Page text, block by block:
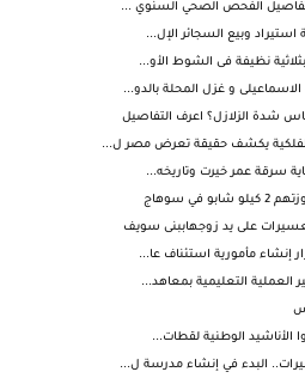
تفاصيل الفحص الصحي السنوي ...
نظيفة فى الشوط الأو...
و غزل المحلة بالدو...
شدة الزلازل؟ اعرف التفاصيل
يكشف حقيقة تعرض مصر ل...
سرقة عمر خيرت وتاريخه...
على يد زوجهاببنى سويف
إنشاء مأمورية استئناف عا...
العملية التعليمية بمعاهد...
الأناشيد الوطنية لقطات...
البدء في إنشاء مدرسة ل...